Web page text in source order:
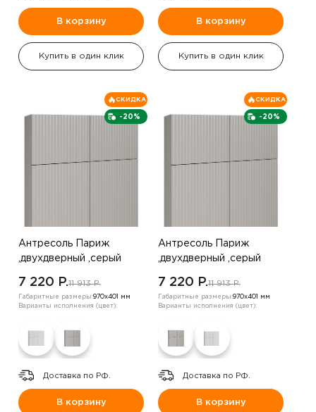
В корзину
Купить в один клик
В корзину
Купить в один клик
-20%
СКИДКА
Антресоль Париж
,двухдверный ,серый
7 220 P.11 913 P.
Габаритные размеры:970х401 мм
Варианты исполнения (цвет):
Доставка по РФ.
В корзину
-20%
СКИДКА
Антресоль Париж
,двухдверный ,серый
7 220 P.11 913 P.
Габаритные размеры:970х401 мм
Варианты исполнения (цвет):
Доставка по РФ.
В корзину